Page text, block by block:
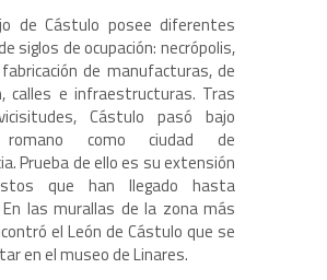
de Cástulo posee diferentes
siglos de ocupación: necrópolis,
de manufacturas, de
calles e infraestructuras. Tras
Cástulo pasó bajo
romano como ciudad de
Prueba de ello es su extensión
que han llegado hasta
las murallas de la zona más
el León de Cástulo que se
en el museo de Linares.